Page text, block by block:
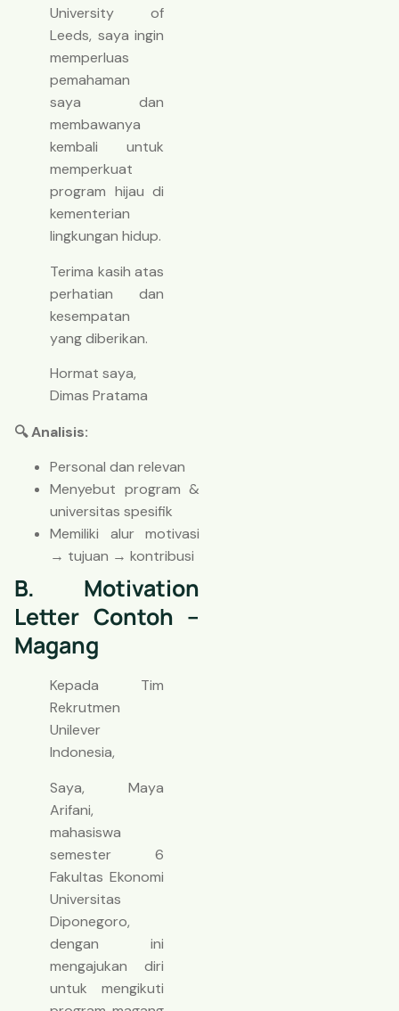
University of
Leeds, saya ingin
memperluas
pemahaman
saya dan
membawanya
kembali untuk
memperkuat
program hijau di
kementerian
lingkungan hidup.
Terima kasih atas
perhatian dan
kesempatan
yang diberikan.
Hormat saya,
Dimas Pratama
🔍 Analisis:
Personal dan relevan
Menyebut program &
universitas spesifik
Memiliki alur motivasi
→ tujuan → kontribusi
B. Motivation
Letter Contoh –
Magang
Kepada Tim
Rekrutmen
Unilever
Indonesia,
Saya, Maya
Arifani,
mahasiswa
semester 6
Fakultas Ekonomi
Universitas
Diponegoro,
dengan ini
mengajukan diri
untuk mengikuti